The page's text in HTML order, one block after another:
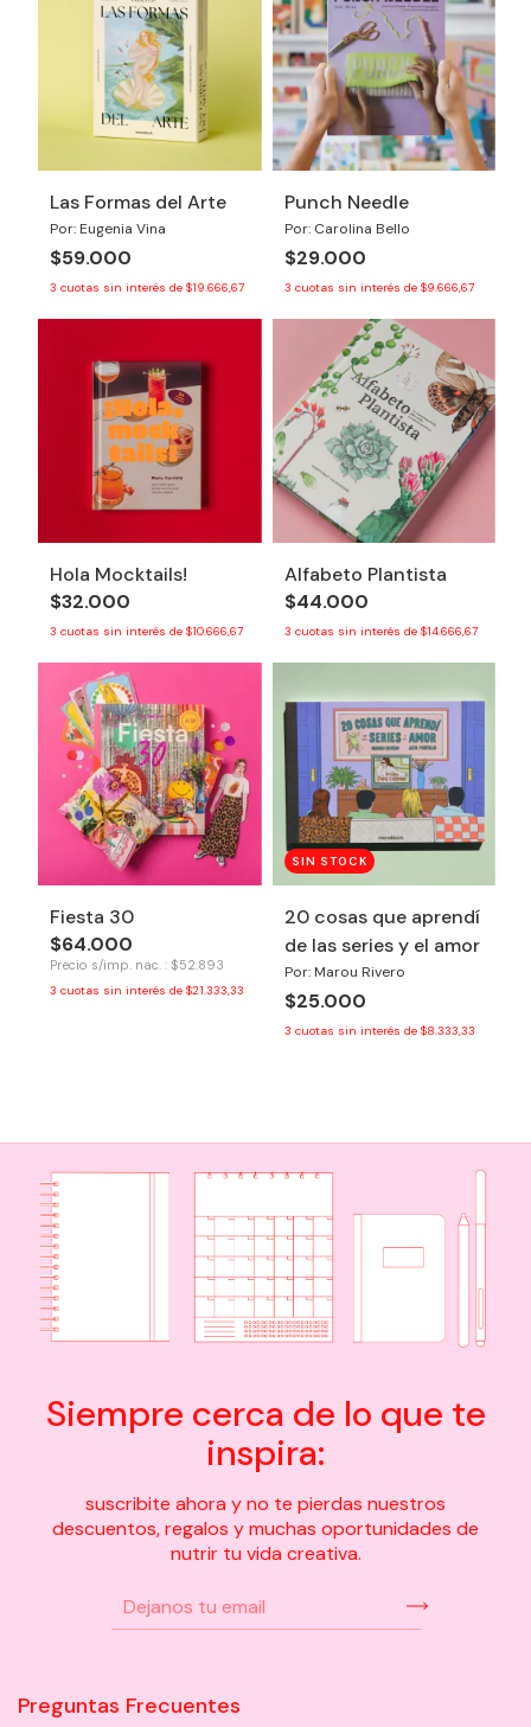
Las Formas del Arte
Por: Eugenia Vina
$59.000
3 cuotas sin interés de $19.666,67
Punch Needle
Por: Carolina Bello
$29.000
3 cuotas sin interés de $9.666,67
Hola Mocktails!
$32.000
3 cuotas sin interés de $10.666,67
Alfabeto Plantista
$44.000
3 cuotas sin interés de $14.666,67
Fiesta 30
$64.000
Precio s/imp. nac. : $52.893
3 cuotas sin interés de $21.333,33
SIN STOCK
20 cosas que aprendí
de las series y el amor
Por: Marou Rivero
$25.000
3 cuotas sin interés de $8.333,33
Siempre cerca de lo que te
inspira:
suscribite ahora y no te pierdas nuestros
descuentos, regalos y muchas oportunidades de
nutrir tu vida creativa.
Preguntas Frecuentes